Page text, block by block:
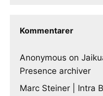
Kommentarer
Anonymous on
Presence archiver
Marc Steiner | Intra